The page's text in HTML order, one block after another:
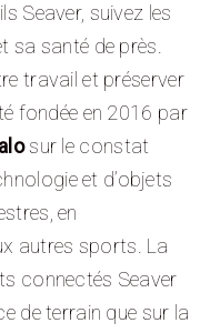
Seaver, suivez les
sa santé de près.
travail et préserver
fondée en 2016 par
sur le constat
et d’objets
en
autres sports. La
connectés Seaver
de terrain que sur la